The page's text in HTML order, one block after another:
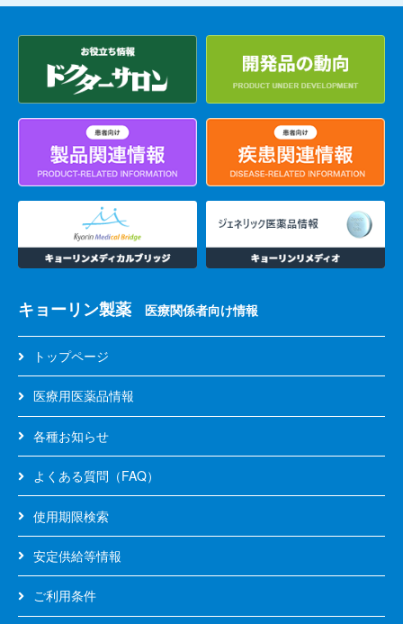
ー
錠
100mg、
錠
フ
フ
ォ
ム
ア
ー
ル、
125
エ
ア
ゾ
ー
ル
オ
キョーリン製薬 医療関係者向け情報
トップページ
医療用医薬品情報
各種お知らせ
よくある質問（FAQ）
使用期限検索
安定供給等情報
ご利用条件